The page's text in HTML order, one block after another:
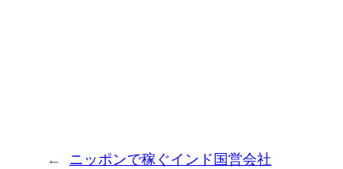
← ニッポンで稼ぐインド国営会社